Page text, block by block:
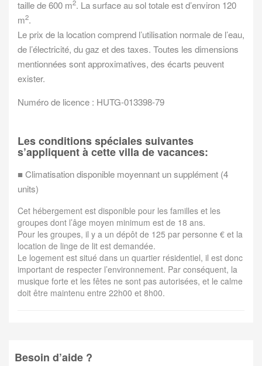
taille de 600 m2. La surface au sol totale est d’environ 120
m2.
Le prix de la location comprend l’utilisation normale de l’eau,
de l’électricité, du gaz et des taxes. Toutes les dimensions
mentionnées sont approximatives, des écarts peuvent
exister.
Numéro de licence : HUTG-013398-79
Les conditions spéciales suivantes
s’appliquent à cette villa de vacances:
■ Climatisation disponible moyennant un supplément (4
units)
Cet hébergement est disponible pour les familles et les
groupes dont l’âge moyen minimum est de 18 ans.
Pour les groupes, il y a un dépôt de 125 par personne € et la
location de linge de lit est demandée.
Le logement est situé dans un quartier résidentiel, il est donc
important de respecter l’environnement. Par conséquent, la
musique forte et les fêtes ne sont pas autorisées, et le calme
doit être maintenu entre 22h00 et 8h00.
Besoin d’aide ?